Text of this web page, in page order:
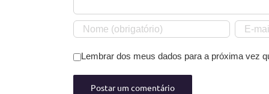
Lembrar dos meus dados para a próxima vez